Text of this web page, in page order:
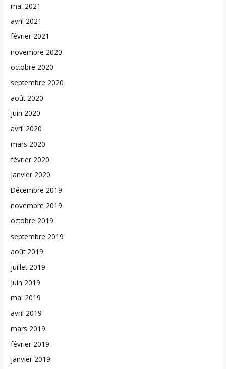
mai 2021
avril 2021
février 2021
novembre 2020
octobre 2020
septembre 2020
août 2020
juin 2020
avril 2020
mars 2020
février 2020
janvier 2020
Décembre 2019
novembre 2019
octobre 2019
septembre 2019
août 2019
juillet 2019
juin 2019
mai 2019
avril 2019
mars 2019
février 2019
janvier 2019